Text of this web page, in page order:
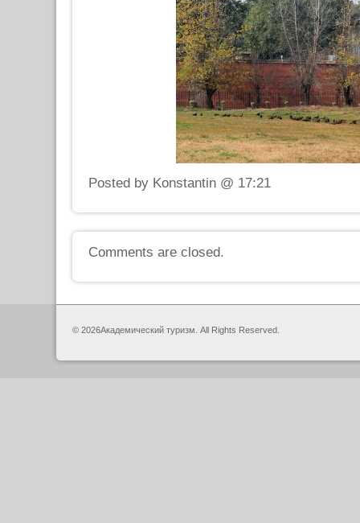
Posted by Konstantin @ 17:21
Comments are closed.
© 2026Академический туризм. All Rights Reserved.